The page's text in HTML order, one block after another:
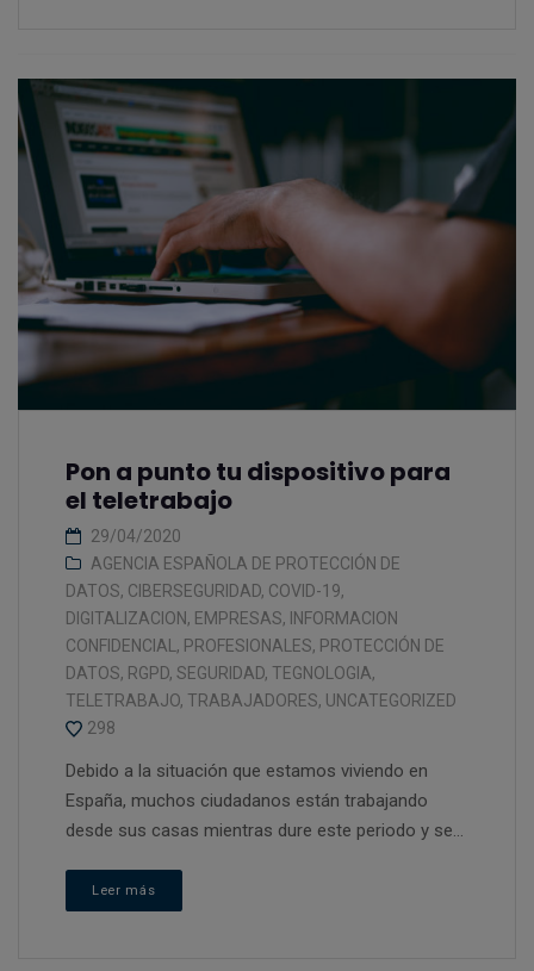
Pon a punto tu dispositivo para
el teletrabajo
29/04/2020
AGENCIA ESPAÑOLA DE PROTECCIÓN DE
DATOS, CIBERSEGURIDAD, COVID-19,
DIGITALIZACION, EMPRESAS, INFORMACION
CONFIDENCIAL , PROFESIONALES, PROTECCIÓN DE
DATOS, RGPD, SEGURIDAD, TEGNOLOGIA,
TELETRABAJO, TRABAJADORES, UNCATEGORIZED
298
Debido a la situación que estamos viviendo en
España, muchos ciudadanos están trabajando
desde sus casas mientras dure este periodo y se...
Leer más